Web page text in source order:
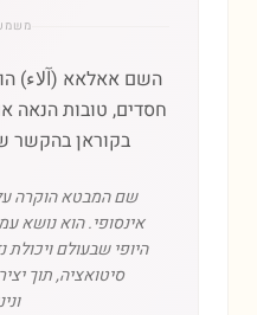
השם אאלאא (آلاء)
חסדים, טובות הנאה
בקוראן בהקשר
שם המבטא הוקרה
אינסופי. הוא נושא
היופי שבעולם
סיטואציה, תוך